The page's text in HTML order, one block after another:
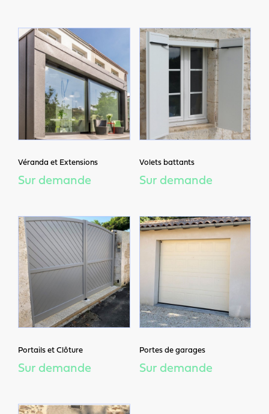
Véranda et Extensions
Sur demande
Volets battants
Sur demande
Portails et Clôture
Sur demande
Portes de garages
Sur demande